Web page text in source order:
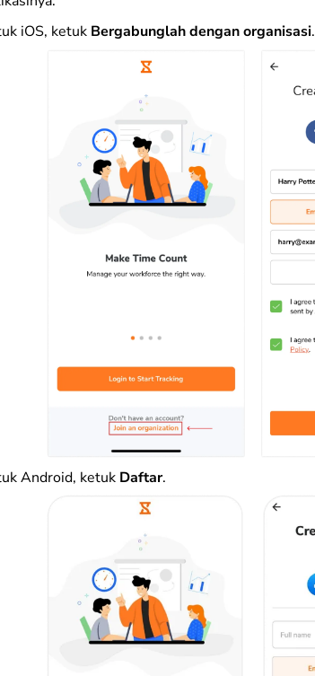
iOS, ketuk Bergabunglah dengan organisasi.
Android, ketuk Daftar.